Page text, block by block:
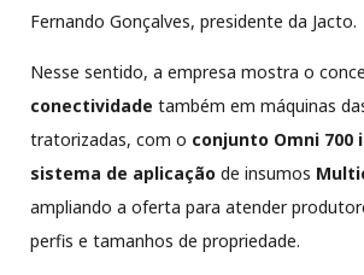
Fernando Gonçalves, presidente da Jacto.
Nesse sentido, a empresa mostra o
conectividade também em máquinas
tratorizadas, com o conjunto Omni 700
sistema de aplicação de insumos
ampliando a oferta para atender
perfis e tamanhos de propriedade.